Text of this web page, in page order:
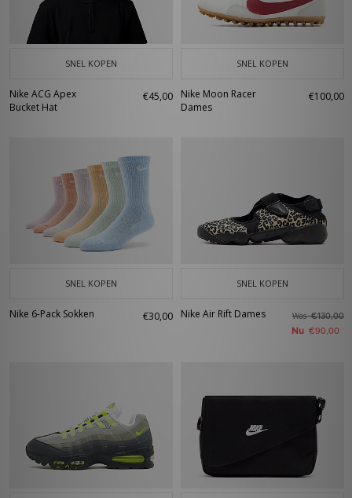
SNEL KOPEN
Nike ACG Apex
Bucket Hat
€45,00
SNEL KOPEN
Nike Moon Racer
Dames
€100,00
SNEL KOPEN
Nike 6-Pack Sokken €30,00
SNEL KOPEN
Nike Air Rift Dames Was€130,00
Nu €90,00